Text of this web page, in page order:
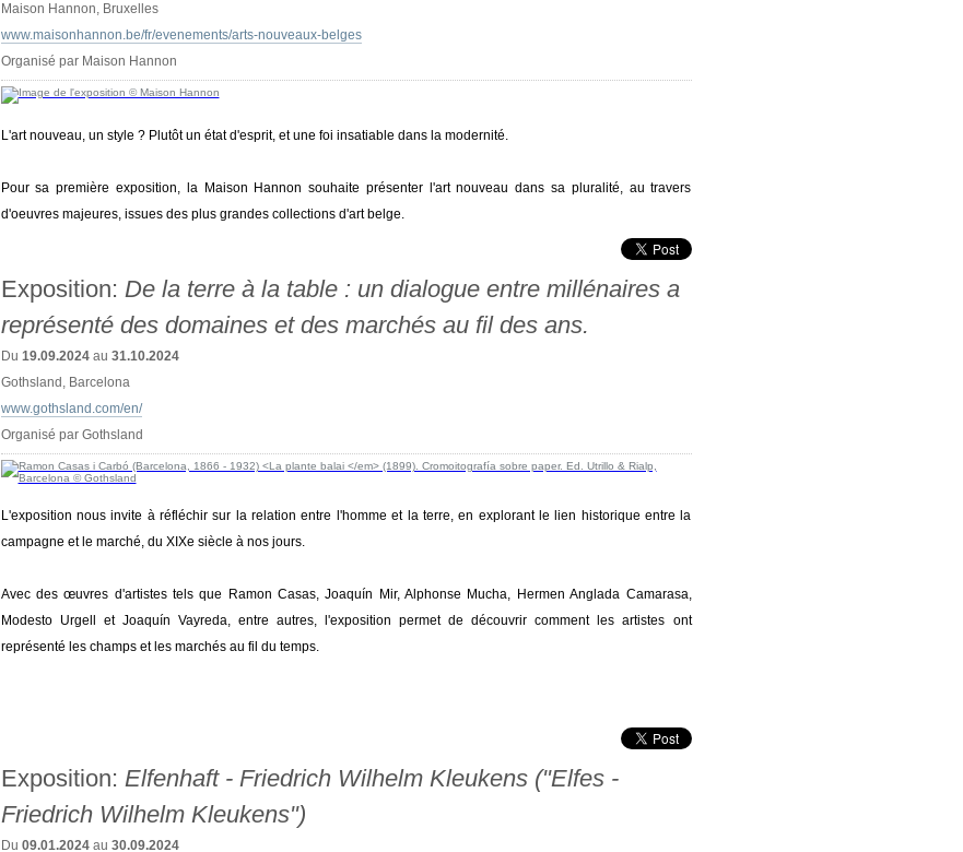
Maison Hannon, Bruxelles
www.maisonhannon.be/fr/evenements/arts-nouveaux-belges
Organisé par Maison Hannon
L'art nouveau, un style ? Plutôt un état d'esprit, et une foi insatiable dans la modernité.
Pour sa première exposition, la Maison Hannon souhaite présenter l'art nouveau dans sa pluralité, au travers
d'oeuvres majeures, issues des plus grandes collections d'art belge.
Exposition: De la terre à la table : un dialogue entre millénaires a
représenté des domaines et des marchés au fil des ans.
Du 19.09.2024au 31.10.2024
Gothsland, Barcelona
www.gothsland.com/en/
Organisé par Gothsland
L'exposition nous invite à réfléchir sur la relation entre l'homme et la terre, en explorant le lien historique entre la
campagne et le marché, du XIXe siècle à nos jours.
Avec des œuvres d'artistes tels que Ramon Casas, Joaquín Mir, Alphonse Mucha, Hermen Anglada Camarasa,
Modesto Urgell et Joaquín Vayreda, entre autres, l'exposition permet de découvrir comment les artistes ont
représenté les champs et les marchés au fil du temps.
Exposition: Elfenhaft - Friedrich Wilhelm Kleukens ("Elfes -
Friedrich Wilhelm Kleukens")
Du 09.01.2024au 30.09.2024